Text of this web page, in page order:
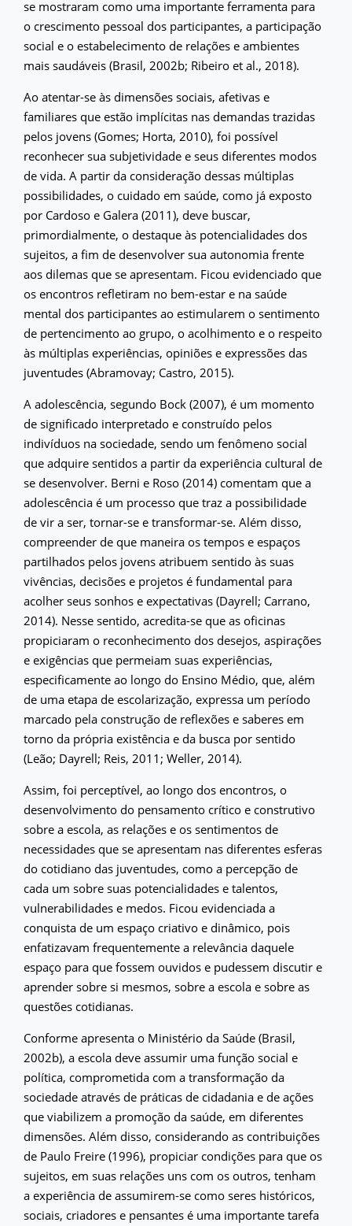
se mostraram como uma importante ferramenta para
o crescimento pessoal dos participantes, a participação
social e o estabelecimento de relações e ambientes
mais saudáveis (Brasil, 2002b; Ribeiro et al., 2018).
Ao atentar-se às dimensões sociais, afetivas e
familiares que estão implícitas nas demandas trazidas
pelos jovens (Gomes; Horta, 2010), foi possível
reconhecer sua subjetividade e seus diferentes modos
de vida. A partir da consideração dessas múltiplas
possibilidades, o cuidado em saúde, como já exposto
por Cardoso e Galera (2011), deve buscar,
primordialmente, o destaque às potencialidades dos
sujeitos, a fim de desenvolver sua autonomia frente
aos dilemas que se apresentam. Ficou evidenciado que
os encontros refletiram no bem-estar e na saúde
mental dos participantes ao estimularem o sentimento
de pertencimento ao grupo, o acolhimento e o respeito
às múltiplas experiências, opiniões e expressões das
juventudes (Abramovay; Castro, 2015).
A adolescência, segundo Bock (2007), é um momento
de significado interpretado e construído pelos
indivíduos na sociedade, sendo um fenômeno social
que adquire sentidos a partir da experiência cultural de
se desenvolver. Berni e Roso (2014) comentam que a
adolescência é um processo que traz a possibilidade
de vir a ser, tornar-se e transformar-se. Além disso,
compreender de que maneira os tempos e espaços
partilhados pelos jovens atribuem sentido às suas
vivências, decisões e projetos é fundamental para
acolher seus sonhos e expectativas (Dayrell; Carrano,
2014). Nesse sentido, acredita-se que as oficinas
propiciaram o reconhecimento dos desejos, aspirações
e exigências que permeiam suas experiências,
especificamente ao longo do Ensino Médio, que, além
de uma etapa de escolarização, expressa um período
marcado pela construção de reflexões e saberes em
torno da própria existência e da busca por sentido
(Leão; Dayrell; Reis, 2011; Weller, 2014).
Assim, foi perceptível, ao longo dos encontros, o
desenvolvimento do pensamento crítico e construtivo
sobre a escola, as relações e os sentimentos de
necessidades que se apresentam nas diferentes esferas
do cotidiano das juventudes, como a percepção de
cada um sobre suas potencialidades e talentos,
vulnerabilidades e medos. Ficou evidenciada a
conquista de um espaço criativo e dinâmico, pois
enfatizavam frequentemente a relevância daquele
espaço para que fossem ouvidos e pudessem discutir e
aprender sobre si mesmos, sobre a escola e sobre as
questões cotidianas.
Conforme apresenta o Ministério da Saúde (Brasil,
2002b), a escola deve assumir uma função social e
política, comprometida com a transformação da
sociedade através de práticas de cidadania e de ações
que viabilizem a promoção da saúde, em diferentes
dimensões. Além disso, considerando as contribuições
de Paulo Freire (1996), propiciar condições para que os
sujeitos, em suas relações uns com os outros, tenham
a experiência de assumirem-se como seres históricos,
sociais, criadores e pensantes é uma importante tarefa